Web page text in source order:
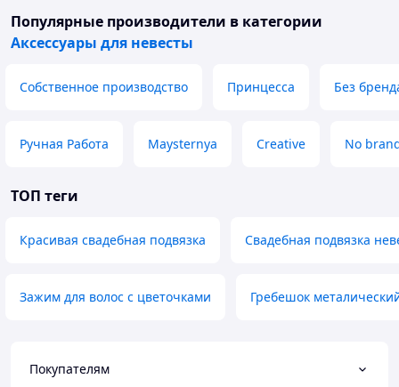
Популярные производители в категории
Аксессуары для невесты
Собственное производство Принцесса Без
Ручная Работа Maysternya Creative No
ТОП теги
Красивая свадебная подвязка Свадебная подвязка
Зажим для волос с цветочками Гребешок
Покупателям